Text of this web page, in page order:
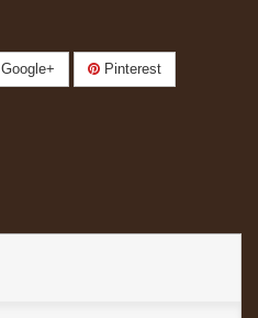
Google+ Pinterest